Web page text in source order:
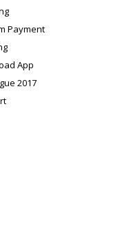
Payment
App
2017